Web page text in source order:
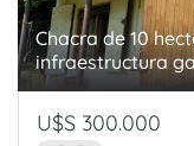
Chacra de 10
infraestructura
U$S 300.000